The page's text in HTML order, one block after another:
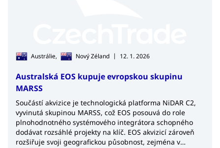
Austrálie, Nový Zéland | 12. 1. 2026
Australská EOS kupuje evropskou skupinu
MARSS
Součástí akvizice je technologická platforma NiDAR C2,
vyvinutá skupinou MARSS, což EOS posouvá do role
plnohodnotného systémového integrátora schopného
dodávat rozsáhlé projekty na klíč. EOS akvizicí zároveň
rozšiřuje svoji geografickou působnost, zejména v